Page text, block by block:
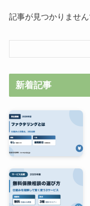
記事が見つかりません
新着記事